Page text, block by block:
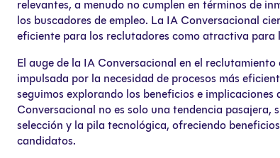
relevantes, a menudo no cumplen en términos de
los buscadores de empleo. La IA Conversacional
eficiente para los reclutadores como atractiva para
El auge de la IA Conversacional en el
impulsada por la necesidad de procesos más
seguimos explorando los beneficios e
Conversacional no es solo una tendencia
selección y la pila tecnológica, ofreciendo
candidatos.